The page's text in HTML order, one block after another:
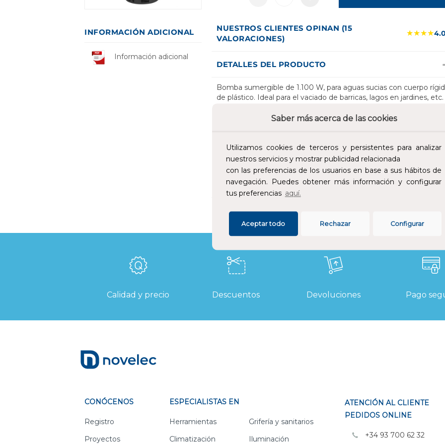
Saber más acerca de las cookies
Utilizamos cookies de terceros y persistentes para analizar
nuestros servicios y mostrar publicidad relacionada
con las preferencias de los usuarios en base a sus hábitos de
navegación. Puedes obtener más información y configurar
tus preferencias aquí.
Configurar
Rechazar
Aceptar todo
INFORMACIÓN ADICIONAL
Información adicional
NUESTROS CLIENTES OPINAN (15
VALORACIONES)
★★★★
DETALLES DEL PRODUCTO
Bomba sumergible de 1.100 W, para aguas sucias con cuerpo
de plástico. Ideal para el vaciado de barricas, lagos en jardines, etc.
motor. El interruptor se puede ajustar para que se encienda o
agua está cargada de lodo, gracias a las amplias aberturas de la
rejilla de aspiración.
ESPECIFICACIONES
Calidad y precio Descuentos Devoluciones Pago
CONÓCENOS
Registro
Proyectos
ESPECIALISTAS EN
Herramientas
Grifería y sanitarios
Climatización
Iluminación
ATENCIÓN AL CLIENTE
PEDIDOS ONLINE
+34 93 700 62 32